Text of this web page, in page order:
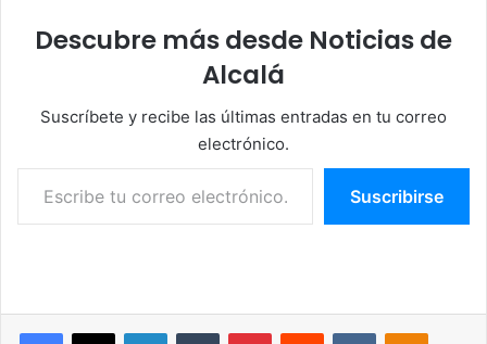
Descubre más desde Noticias de
Alcalá
Suscríbete y recibe las últimas entradas en tu correo
electrónico.
Escribe tu correo electrónico…
Suscribirse